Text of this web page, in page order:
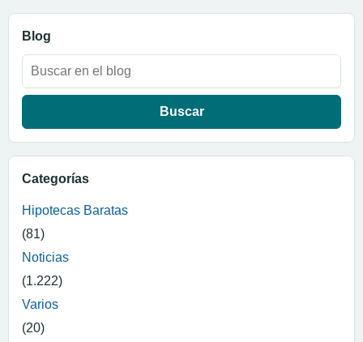
Blog
Buscar:
Categorías
Hipotecas Baratas
(81)
Noticias
(1.222)
Varios
(20)